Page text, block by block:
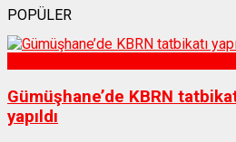
POPÜLER
Gümüşhane’de KBRN
yapıldı